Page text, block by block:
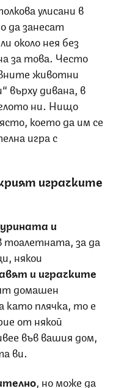
улисани в
да занесат
около нея без
за това. Често
животни
върху дивана, в
ни. Нищо
което да им се
игра с
играчките
и
тоалетната, за да
някои
и играчките
домашен
като плячка, то е
от някой
във вашия дом,
ви.
, но може да